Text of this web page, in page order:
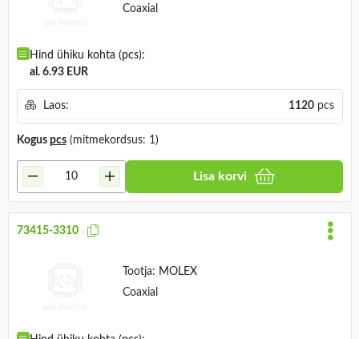
Coaxial
Hind ühiku kohta (pcs):
al. 6.93 EUR
Laos: 1120pcs
Kogus pcs(mitmekordsus: 1)
Lisa korvi
73415-3310
Tootja: MOLEX
Coaxial